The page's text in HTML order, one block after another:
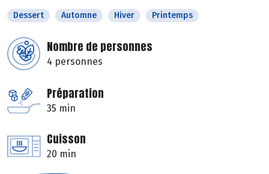
Dessert Automne Hiver Printemps
Nombre de personnes
4 personnes
Préparation
35 min
Cuisson
20 min